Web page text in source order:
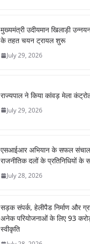
मुख्यमंत्री उदीयमान खिलाड़ी
के तहत चयन ट्रायल शुरू
July 29, 2026
राज्यपाल ने किया कांवड़ मेला
July 29, 2026
एसआईआर अभियान के सफल
राजनीतिक दलों के प्रतिनिधियों के
July 28, 2026
सड़क संपर्क, हेलीपैड निर्माण और
अनेक परियोजनाओं के लिए 93
स्वीकृति